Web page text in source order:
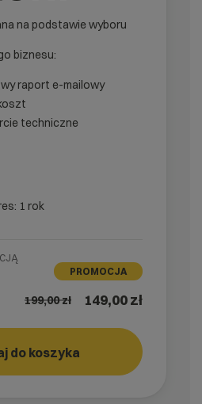
na podstawie wyboru
biznesu:
raport e-mailowy
techniczne
1 rok
PROMOCJA
199,00zł 149,00 zł
do koszyka RUN!